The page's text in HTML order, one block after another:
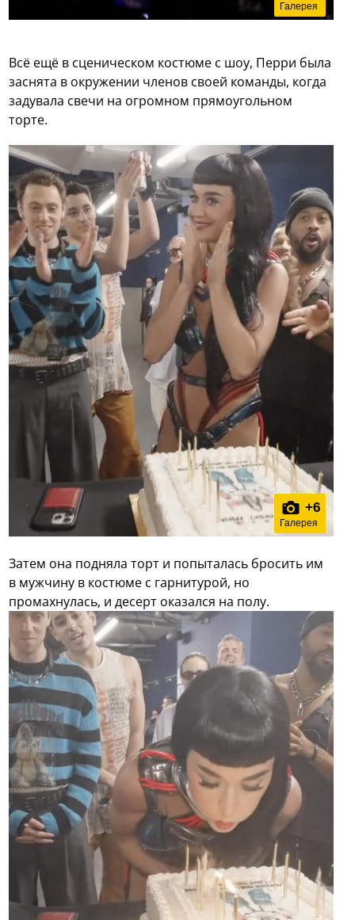
Галерея
Всё ещё в сценическом костюме с шоу, Перри была
заснята в окружении членов своей команды, когда
задувала свечи на огромном прямоугольном
торте.
+6
Галерея
Затем она подняла торт и попыталась бросить им
в мужчину в костюме с гарнитурой, но
промахнулась, и десерт оказался на полу.